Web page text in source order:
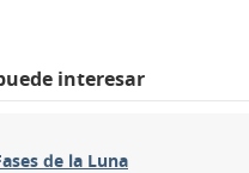
interesar
de la Luna